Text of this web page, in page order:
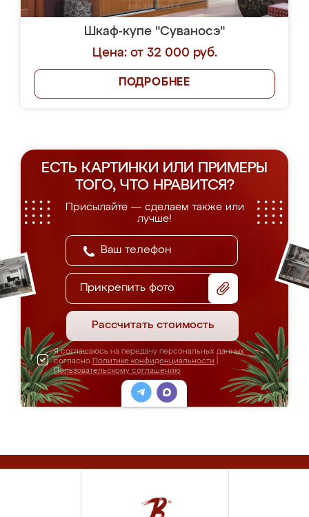
Шкаф-купе "Суваносэ"
Цена: от 32 000 руб.
ПОДРОБНЕЕ
ЕСТЬ КАРТИНКИ ИЛИ ПРИМЕРЫ
ТОГО, ЧТО НРАВИТСЯ?
Присылайте — сделаем также или
лучше!
Прикрепить фото
Рассчитать стоимость
Я соглашаюсь на передачу персональных данных
согласно Политике конфиденциальности
Пользовательскому соглашению